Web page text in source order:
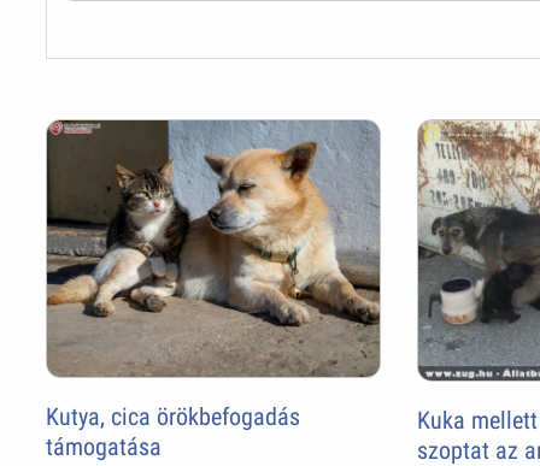
Kutya, cica örökbefogadás
támogatása
Kuka
szoptat az